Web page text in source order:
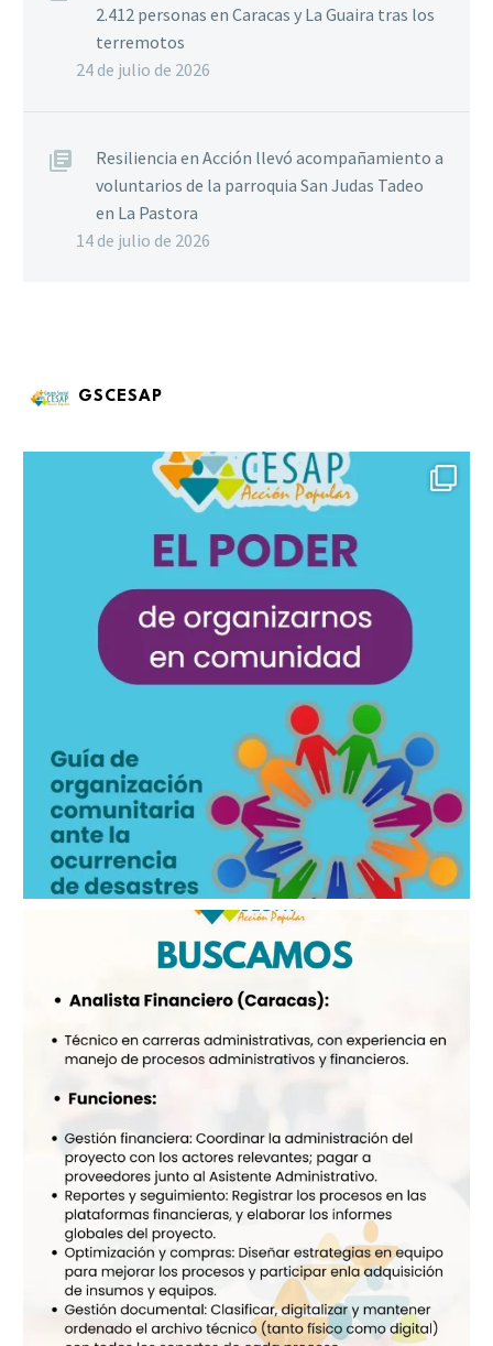
2.412 personas en Caracas y La Guaira tras los
terremotos
24 de julio de 2026
Resiliencia en Acción llevó acompañamiento a
voluntarios de la parroquia San Judas Tadeo
en La Pastora
14 de julio de 2026
GSCESAP